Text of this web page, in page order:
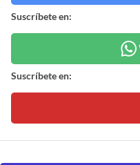
Suscríbete en:
Suscríbete en: